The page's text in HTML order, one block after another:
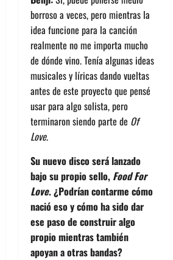
borroso a veces, pero mientras la
idea funcione para la canción
realmente no me importa mucho
de dónde vino. Tenía algunas ideas
musicales y líricas dando vueltas
antes de este proyecto que pensé
usar para algo solista, pero
terminaron siendo parte de Of
Love.
Su nuevo disco será lanzado
bajo su propio sello, Food For
Love. ¿Podrían contarme cómo
nació eso y cómo ha sido dar
ese paso de construir algo
propio mientras también
apoyan a otras bandas?